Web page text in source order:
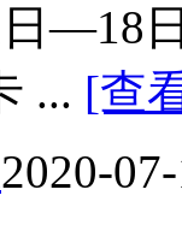
—18
... [查
2020-